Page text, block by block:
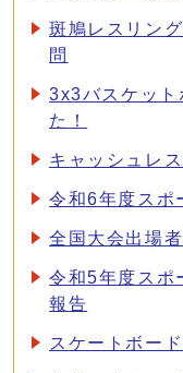
斑鳩レスリン
問
3x3バスケット
た！
キャッシュレ
令和6年度スポ
全国大会出場
令和5年度スポ
報告
スケートボー